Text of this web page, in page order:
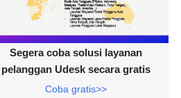
Segera coba solusi layanan
pelanggan Udesk secara gratis
Coba gratis>>